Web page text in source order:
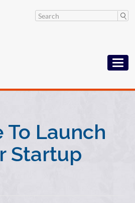
To Launch
Startup